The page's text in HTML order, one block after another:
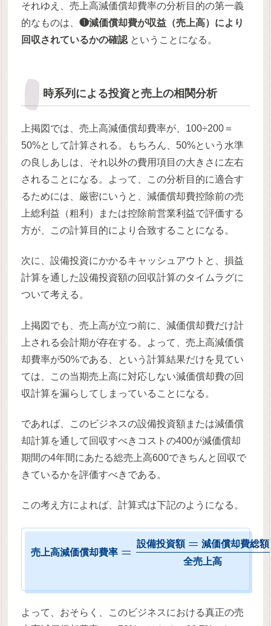
それゆえ、売上高減価償却費率の分析目的の第一義
的なものは、❶減価償却費が収益（売上高）により
回収されているかの確認 ということになる。
時系列による投資と売上の相関分析
上掲図では、売上高減価償却費率が、100÷200＝
50%として計算される。もちろん、50%という水準
の良しあしは、それ以外の費用項目の大きさに左右
されることになる。よって、この分析目的に適合す
るためには、厳密にいうと、減価償却費控除前の売
上総利益（粗利）または控除前営業利益で評価する
方が、この計算目的により合致することになる。
次に、設備投資にかかるキャッシュアウトと、損益
計算を通した設備投資額の回収計算のタイムラグに
ついて考える。
上掲図でも、売上高が立つ前に、減価償却費だけ計
上される会計期が存在する。よって、売上高減価償
却費率が50%である、という計算結果だけを見てい
ては、この当期売上高に対応しない減価償却費の回
収計算を漏らしてしまっていることになる。
であれば、このビジネスの設備投資額または減価償
却計算を通して回収すべきコストの400が減価償却
期間の4年間にあたる総売上高600できちんと回収で
きているかを評価すべきである。
この考え方によれば、計算式は下記のようになる。
売 上高減価償却費率 = 設備投資額 = 減価償却費総額
全売 上高
よって、おそらく、このビジネスにおける真正の売